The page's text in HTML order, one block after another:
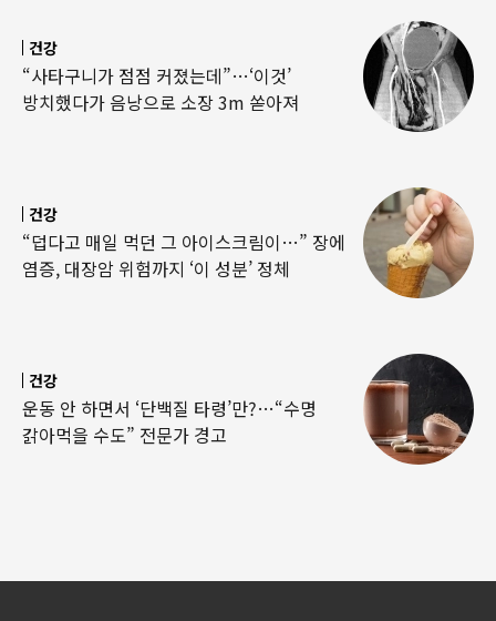
건강
“사타구니가 점점 커졌는데”…‘이것’
방치했다가 음낭으로 소장 3m 쏟아져
건강
“덥다고 매일 먹던 그 아이스크림이…” 장에
염증, 대장암 위험까지 ‘이 성분’ 정체
건강
운동 안 하면서 ‘단백질 타령’만?…“수명
갉아먹을 수도” 전문가 경고